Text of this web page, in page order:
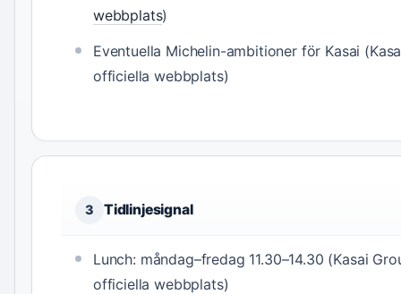
webbplats)
Eventuella Michelin-ambitioner för Kasai
officiella webbplats)
3 Tidlinjesignal
Lunch: måndag–fredag 11.30–14.30 (Kasai
officiella webbplats)